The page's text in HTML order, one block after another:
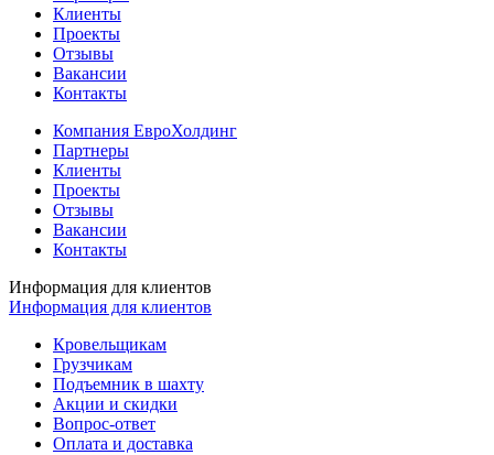
Клиенты
Проекты
Отзывы
Вакансии
Контакты
Компания ЕвроХолдинг
Партнеры
Клиенты
Проекты
Отзывы
Вакансии
Контакты
Информация для клиентов
Информация для клиентов
Кровельщикам
Грузчикам
Подъемник в шахту
Акции и скидки
Вопрос-ответ
Оплата и доставка